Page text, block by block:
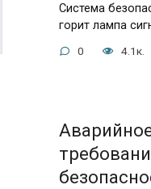
Система
горит лампа
0 4.1к.